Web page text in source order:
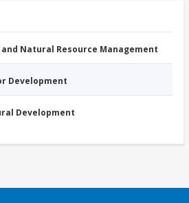
and Natural Resource Management
Development
Development